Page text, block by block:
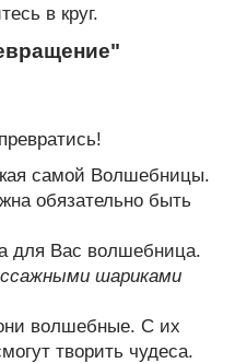
в круг.
самой Волшебницы.
обязательно быть
для Вас волшебница.
шариками
волшебные. С их
творить чудеса.